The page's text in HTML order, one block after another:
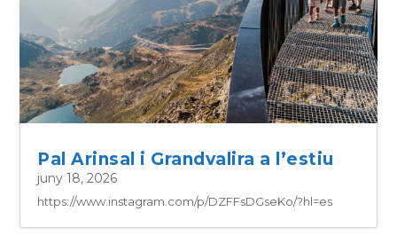
Pal Arinsal i Grandvalira a l’estiu
juny 18, 2026
https://www.instagram.com/p/DZFFsDGseKo/?hl=es